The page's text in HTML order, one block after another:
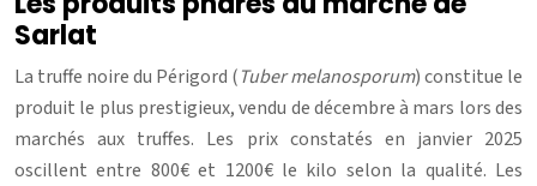
Sarlat
La truffe noire du Périgord (Tuber melanosporum) constitue le
produit le plus prestigieux, vendu de décembre à mars lors des
marchés aux truffes. Les prix constatés en janvier 2025
oscillent entre 800€ et 1200€ le kilo selon la qualité. Les